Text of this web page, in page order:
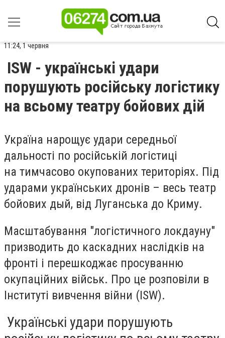
11:24, 1 червня
ISW - українські удари
порушують російську логістику
на всьому театру бойових дій
Україна нарощує удари середньої
дальності по російській логістиці
на тимчасово окупованих територіях. Під
ударами українських дронів – весь театр
бойових дый, від Луганська до Криму.
Масштабування "логістичного локдауну"
призводить до каскадних наслідків на
фронті і перешкоджає просуванню
окупаційних військ. Про це розповіли в
Інституті вивчення війни (ISW).
Українські удари порушують